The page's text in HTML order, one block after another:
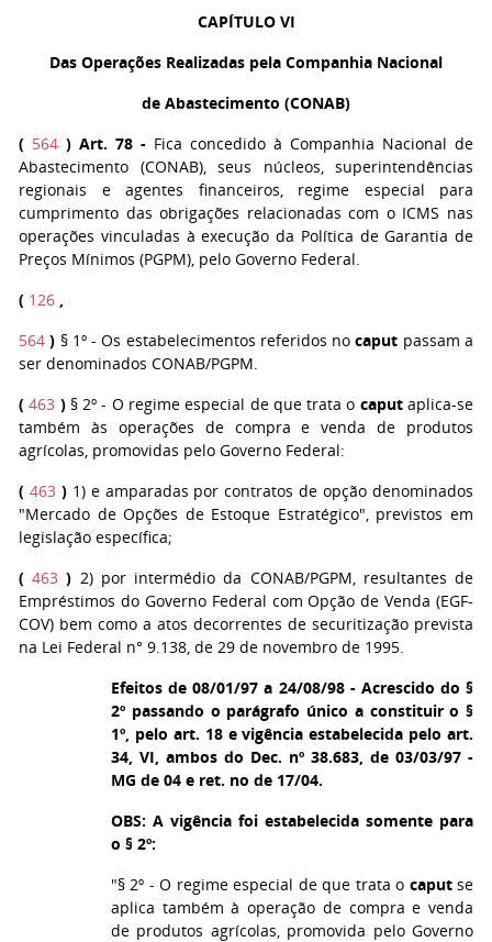
CAPÍTULO VI
Das Operações Realizadas pela Companhia Nacional
de Abastecimento (CONAB)
( 564 ) Art. 78 - Fica concedido à Companhia Nacional de
Abastecimento (CONAB), seus núcleos, superintendências
regionais e agentes financeiros, regime especial para
cumprimento das obrigações relacionadas com o ICMS nas
operações vinculadas à execução da Política de Garantia de
Preços Mínimos (PGPM), pelo Governo Federal.
( 126 ,
564 ) § 1º - Os estabelecimentos referidos nocaput passam a
ser denominados CONAB/PGPM.
( 463 ) § 2º - O regime especial de que trata o caputaplica-se
também às operações de compra e venda de produtos
agrícolas, promovidas pelo Governo Federal:
( 463 ) 1) e amparadas por contratos de opção denominados
"Mercado de Opções de Estoque Estratégico", previstos em
legislação específica;
( 463 ) 2) por intermédio da CONAB/PGPM, resultantes de
Empréstimos do Governo Federal com Opção de Venda (EGF-
COV) bem como a atos decorrentes de securitização prevista
na Lei Federal n° 9.138, de 29 de novembro de 1995.
Efeitos de 08/01/97 a 24/08/98 - Acrescido do §
2º passando o parágrafo único a constituir o §
1º, pelo art. 18 e vigência estabelecida pelo art.
34, VI, ambos do Dec. nº 38.683, de 03/03/97 -
MG de 04 e ret. no de 17/04.
OBS: A vigência foi estabelecida somente para
o § 2º:
"§ 2º - O regime especial de que trata o caputse
aplica também à operação de compra e venda
de produtos agrícolas, promovida pelo Governo